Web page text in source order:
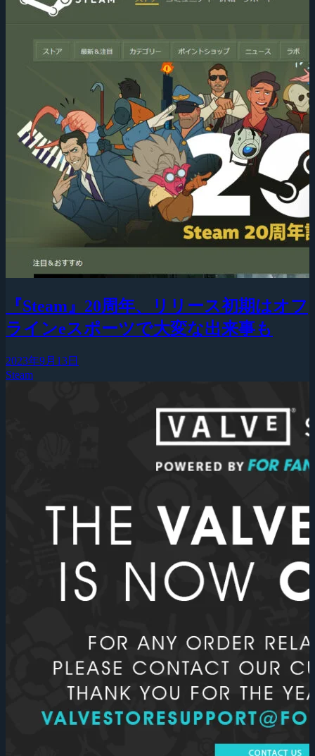
『Steam』20周年、リリース初期はオフ
ラインeスポーツで大変な出来事も
2023年9月13日
Steam